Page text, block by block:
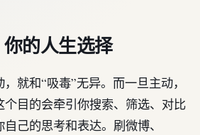
的人生选择
就和“吸毒”无异。而一旦主动，
目的会牵引你搜索、筛选、对比
己的思考和表达。刷微博、